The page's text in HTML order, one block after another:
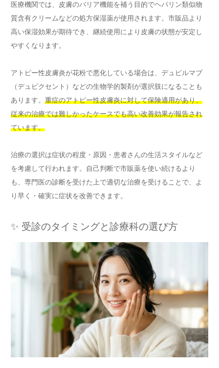
医療機関では、皮膚のバリア機能を補う目的でヘパリン類似物
質含有クリームなどの処方保湿薬が使用されます。市販品より
高い保湿効果が期待でき、継続使用により皮膚の状態が安定し
やすくなります。
アトピー性皮膚炎が花粉で悪化している場合は、デュピルマブ
（デュピクセント）などの生物学的製剤が選択肢になることも
あります。 重症のアトピー性皮膚炎に対して保険適用があり、
従来の治療では難しかったケースでも高い改善効果が報告され
ています。
治療の選択は症状の程度・原因・患者さんの生活スタイルなど
を考慮して行われます。自己判断で市販薬を使い続けるより
も、専門医の診断を受けた上で適切な治療を受けることで、よ
り早く・確実に症状を改善できます。
✨ 受診のタイミングと診療科の選び方